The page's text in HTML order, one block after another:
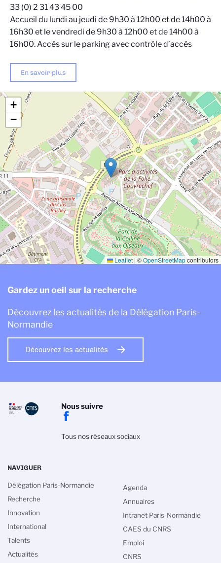
+
−
Leaflet | ©OpenStreetMapcontributors
33 (0) 2 31 43 45 00
Accueil du lundi au jeudi de 9h30 à 12h00 et de 14h00 à
16h30 et le vendredi de 9h30 à 12h00 et de 14h00 à
16h00. Accès sur le parking avec contrôle d’accès
En savoir plus
Gardez un oeil sur la recherche
Découvrez les actualités de la Délégation Paris-
Normandie
Découvrez les actualités
Nous suivre
Tous nos réseaux sociaux
NAVIGUER
Délégation Paris-Normandie
Recherche
Innovation
International
Talents
Actualités
Agenda
Annuaires
Intranet Paris-Normandie
CAES du CNRS
Emploi
CNRS